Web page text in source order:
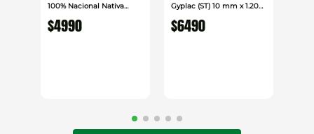
100% Nacional Nativa
Mestre
$4990
Gyplac (ST) 10 mm x 1.20
cm x 2.40cm
$6490